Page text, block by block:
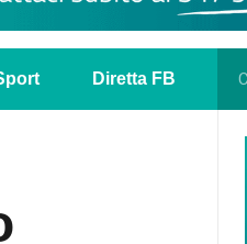
Diretta FB